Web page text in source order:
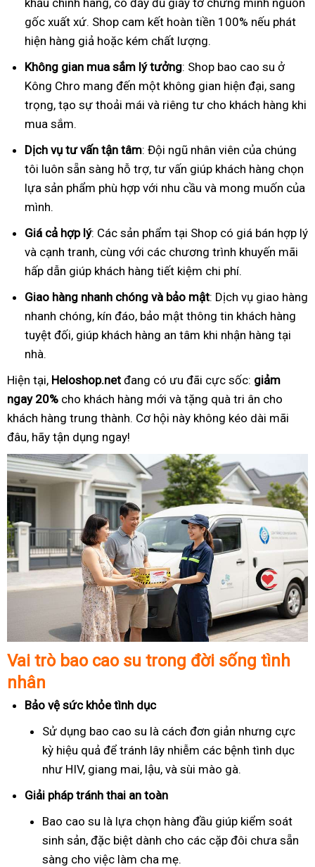
gốc xuất xứ. Shop cam kết hoàn tiền 100% nếu phát
hiện hàng giả hoặc kém chất lượng.
Không gian mua sắm lý tưởng: Shop bao cao su ở
Kông Chro mang đến một không gian hiện đại, sang
trọng, tạo sự thoải mái và riêng tư cho khách hàng khi
mua sắm.
Dịch vụ tư vấn tận tâm: Đội ngũ nhân viên của chúng
tôi luôn sẵn sàng hỗ trợ, tư vấn giúp khách hàng chọn
lựa sản phẩm phù hợp với nhu cầu và mong muốn của
mình.
Giá cả hợp lý: Các sản phẩm tại Shop có giá bán hợp lý
và cạnh tranh, cùng với các chương trình khuyến mãi
hấp dẫn giúp khách hàng tiết kiệm chi phí.
Giao hàng nhanh chóng và bảo mật: Dịch vụ giao hàng
nhanh chóng, kín đáo, bảo mật thông tin khách hàng
tuyệt đối, giúp khách hàng an tâm khi nhận hàng tại
nhà.
Hiện tại, Heloshop.net đang có ưu đãi cực sốc: giảm
ngay 20% cho khách hàng mới và tặng quà tri ân cho
khách hàng trung thành. Cơ hội này không kéo dài mãi
đâu, hãy tận dụng ngay!
Vai trò bao cao su trong đời sống tình
nhân
Bảo vệ sức khỏe tình dục
Sử dụng bao cao su là cách đơn giản nhưng cực
kỳ hiệu quả để tránh lây nhiễm các bệnh tình dục
như HIV, giang mai, lậu, và sùi mào gà.
Giải pháp tránh thai an toàn
Bao cao su là lựa chọn hàng đầu giúp kiểm soát
sinh sản, đặc biệt dành cho các cặp đôi chưa sẵn
sàng cho việc làm cha mẹ.